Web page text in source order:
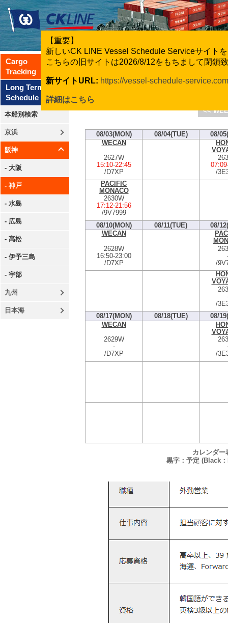
【重要】
新しいCK LINE Vessel Schedule Serviceサイト
こちらの旧サイトは2026/8/12をもちまして閉鎖
新サイトURL: https://vessel-schedule-
詳細はこちら
Cargo
Tracking
Long Term
Schedule
本船別検索
京浜
阪神
- 大阪
- 神戸
- 水島
- 広島
- 高松
- 伊予三島
- 宇部
九州
日本海
CK
<<
08/03(MON) 08/04(TUE)
08/
WECAN
2627W
15:10-22:45
/D7XP
07:09
/
PACIFIC
MONACO
2630W
17:12-21:56
/9V7999
08/10(MON)
08/11(TUE)
08/
WECAN
2628W
16:50-23:00
/D7XP
/
/
08/17(MON)
08/18(TUE)
08/
WECAN
2629W
-
/D7XP
/
カレンダー
黒字：予定 (Black